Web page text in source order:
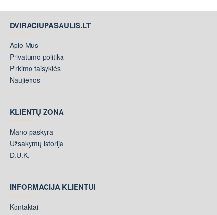
Skatina judėjimą ir lauko veiklas – dviračiai tampa
nuo mažens.
Ekonomiška investicija – gera kokybiška kėdutė tarnauja
keletą metų ir gali būti perduodama broliui, seseriai ar
draugams.
Priekinės kėdutės - Montuojamos prie vairo arba stovo –
leidžia vaikui sėdėti arti tėvų, matyti kelią ir suteikia jam
tvirtą poziciją. Tinka jaunesniems vaikams, iki ~15 kg.
Galinės kėdutės - Tvirtinamos aplink galinį rėmą arba
Reguliuojamos ir universalios kėdutės - Šios kėdutės
pritaikomos įvairiems dviračio modeliams, turi
reguliuojamą atlošą, diržų aukštį ar atramų padėtį – tinka
DVIRACIUPASAULIS.LT
Apie Mus
Privatumo politika
Pirkimo taisyklės
Naujienos
KLIENTŲ ZONA
Mano paskyra
Užsakymų istorija
D.U.K.
INFORMACIJA KLIENTUI
Kontaktai